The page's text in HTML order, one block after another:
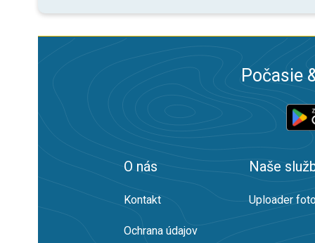
Počasie
O nás
Kontakt
Ochrana údajov
Naše
Uploader